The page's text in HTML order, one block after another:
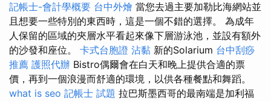
記帳士-會計學概要 台中外燴 當您去過主要加勒比海網站並
且想要一些特別的東西時，這是一個不錯的選擇。 為成年
人保留的區域的夾層水平看起來像下層游泳池，並設有額外
的沙發和座位。 卡式台胞證 沾黏 新的Solarium 台中刮痧
推薦 護照代辦 Bistro偶爾會在白天和晚上提供合適的票
價，再到一個浪漫而舒適的環境，以供各種餐點和舞蹈。
what is seo 記帳士 試題 拉巴斯墨西哥的最南端是加利福